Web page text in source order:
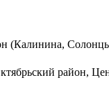
(Калинина,
район,